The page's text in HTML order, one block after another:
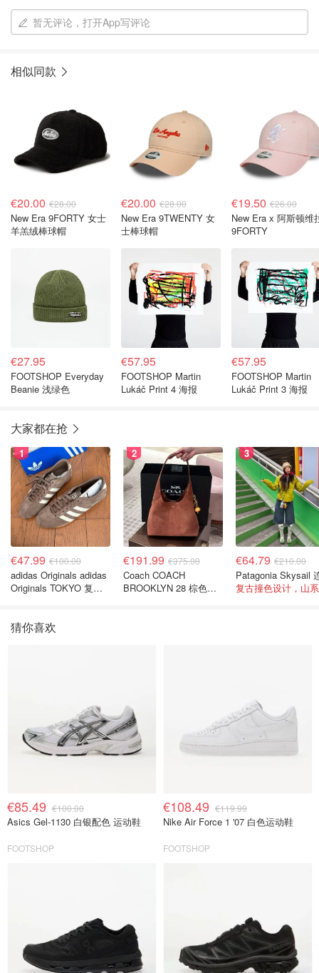
暂无评论，打开App写评论
相似同款
€20.00 €28.00
New Era 9FORTY 女士
羊羔绒棒球帽
€20.00 €28.00
New Era 9TWENTY 女
士棒球帽
€19.50 €26.00
New Era x 阿斯顿维
9FORTY
€27.95
FOOTSHOP Everyday
Beanie 浅绿色
€57.95
FOOTSHOP Martin
Lukáč Print 4 海报
€57.95
FOOTSHOP Martin
Lukáč Print 3 海报
大家都在抢
1
€47.99 €100.00
adidas Originals adidas
Originals TOKYO 复古
2
€191.99 €375.00
Coach COACH
BROOKLYN 28 棕色金
3
€64.79 €210.00
猜你喜欢
€85.49 €100.00
Asics Gel-1130 白银配色 运动鞋
FOOTSHOP
€108.49 €119.99
Nike Air Force 1 '07 白色运动鞋
FOOTSHOP